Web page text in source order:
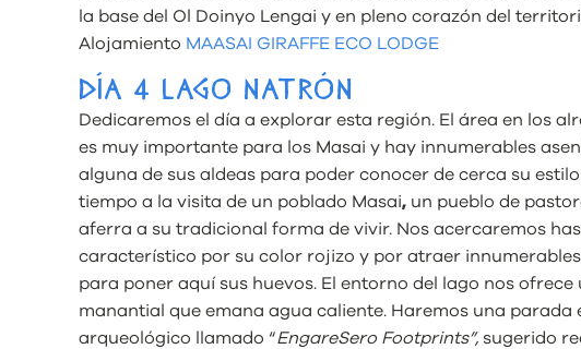
la base del Ol Doinyo Lengai y en pleno corazón del
Alojamiento MAASAI GIRAFFE ECO LODGE
DÍA 4 LAGO NATRÓN
Dedicaremos el día a explorar esta región. El área en los
es muy importante para los Masai y hay innumerables
alguna de sus aldeas para poder conocer de cerca su
tiempo a la visita de un poblado Masai, un pueblo de
aferra a su tradicional forma de vivir. Nos acercaremos
característico por su color rojizo y por atraer
para poner aquí sus huevos. El entorno del lago nos
manantial que emana agua caliente. Haremos una parada
arqueológico llamado “EngareSero Footprints”, sugerido